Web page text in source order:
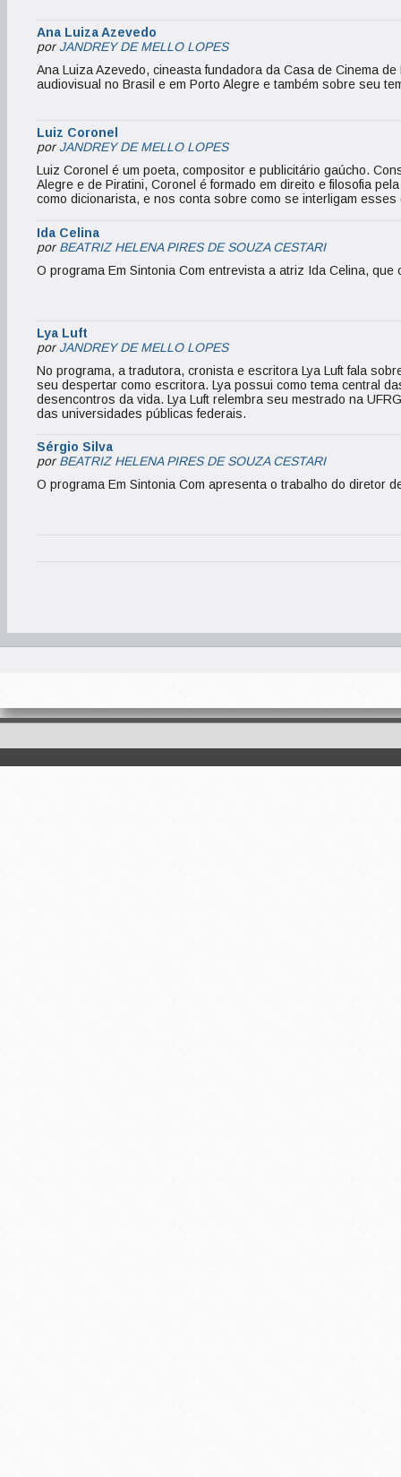
Ana Luiza Azevedo
porJANDREY DE MELLO LOPES
Ana Luiza Azevedo, cineasta fundadora da Casa de Cinema
audiovisual no Brasil e em Porto Alegre e também sobre seu
Luiz Coronel
porJANDREY DE MELLO LOPES
Luiz Coronel é um poeta, compositor e publicitário gaúcho.
Alegre e de Piratini, Coronel é formado em direito e filosofia
como dicionarista, e nos conta sobre como se interligam
Ida Celina
porBEATRIZ HELENA PIRES DE SOUZA CESTARI
O programa Em Sintonia Com entrevista a atriz Ida Celina,
Lya Luft
porJANDREY DE MELLO LOPES
No programa, a tradutora, cronista e escritora Lya Luft fala
seu despertar como escritora. Lya possui como tema central
desencontros da vida. Lya Luft relembra seu mestrado na
das universidades públicas federais.
Sérgio Silva
porBEATRIZ HELENA PIRES DE SOUZA CESTARI
O programa Em Sintonia Com apresenta o trabalho do diretor